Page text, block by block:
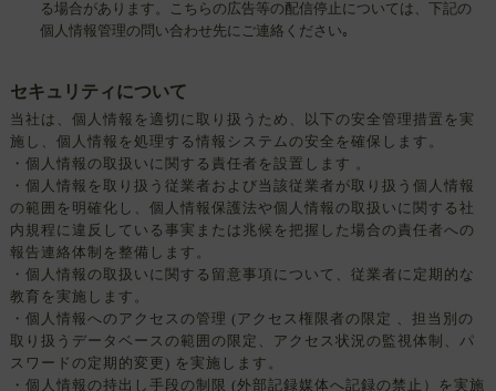
る場合があります。こちらの広告等の配信停止については、下記の
個人情報管理の問い合わせ先にご連絡ください｡
セキュリティについて
当社は、個人情報を適切に取り扱うため、以下の安全管理措置を実
施し、個人情報を処理する情報システムの安全を確保します。
・個人情報の取扱いに関する責任者を設置します 。
・個人情報を取り扱う従業者および当該従業者が取り扱う個人情報
の範囲を明確化し、個人情報保護法や個人情報の取扱いに関する社
内規程に違反している事実または兆候を把握した場合の責任者への
報告連絡体制を整備します。
・個人情報の取扱いに関する留意事項について、従業者に定期的な
教育を実施します。
・個人情報へのアクセスの管理 (アクセス権限者の限定 、担当別の
取り扱うデータベースの範囲の限定、アクセス状況の監視体制、パ
スワードの定期的変更) を実施します。
・個人情報の持出し手段の制限 (外部記録媒体へ記録の禁止）を実施